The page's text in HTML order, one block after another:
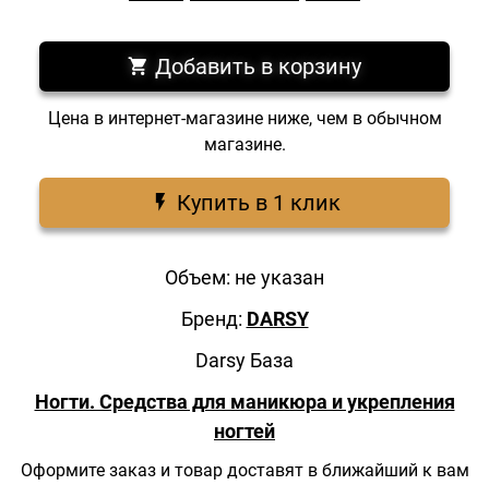
Добавить в корзину
Цена в интернет-магазине ниже, чем в обычном
магазине.
Купить в 1 клик
Объем: не указан
Бренд: DARSY
Darsy База
Ногти. Средства для маникюра и укрепления
ногтей
Оформите заказ и товар доставят в ближайший к вам